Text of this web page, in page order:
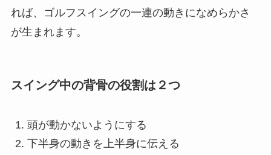
れば、ゴルフスイングの一連の動きになめらかさ
が生まれます。
スイング中の背骨の役割は２つ
頭が動かないようにする
下半身の動きを上半身に伝える